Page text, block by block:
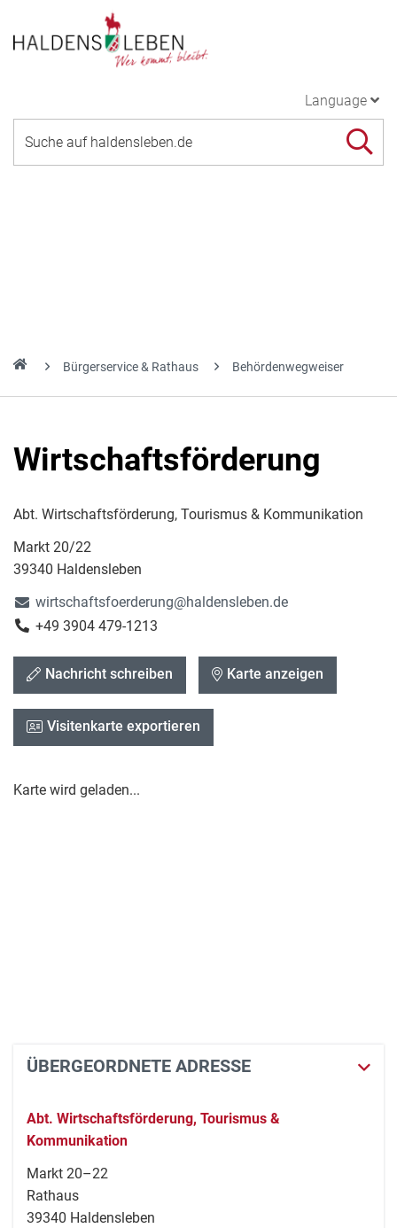
Language
Bürgerservice & Rathaus Behördenwegweiser
Wirtschaftsförderung
Abt. Wirtschaftsförderung, Tourismus & Kommunikation
Markt 20/22
39340 Haldensleben
wirtschaftsfoerderung@haldensleben.de
+49 3904 479-1213
Nachricht schreiben Karte anzeigen
Visitenkarte exportieren
Karte wird geladen...
ÜBERGEORDNETE ADRESSE
Abt. Wirtschaftsförderung, Tourismus &
Kommunikation
Markt 20–22
Rathaus
39340 Haldensleben